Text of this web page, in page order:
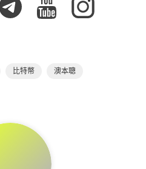
比特幣 澳本聰